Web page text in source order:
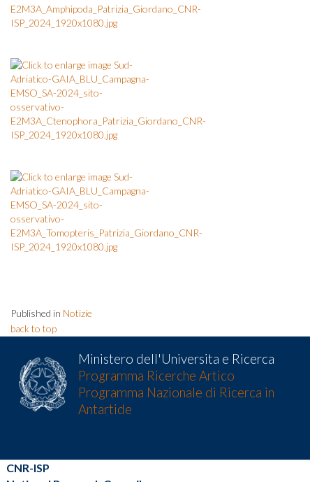
Published in Notizie
back to top
Ministero dell'Universita e Ricerca
Programma Ricerche Artico
Programma Nazionale di Ricerca in
Antartide
CNR-ISP